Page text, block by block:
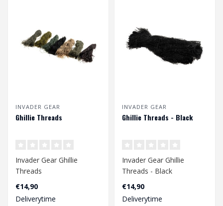
INVADER GEAR
Ghillie Threads
Invader Gear Ghillie
Threads
€14,90
Deliverytime
INVADER GEAR
Ghillie Threads - Black
Invader Gear Ghillie
Threads - Black
€14,90
Deliverytime